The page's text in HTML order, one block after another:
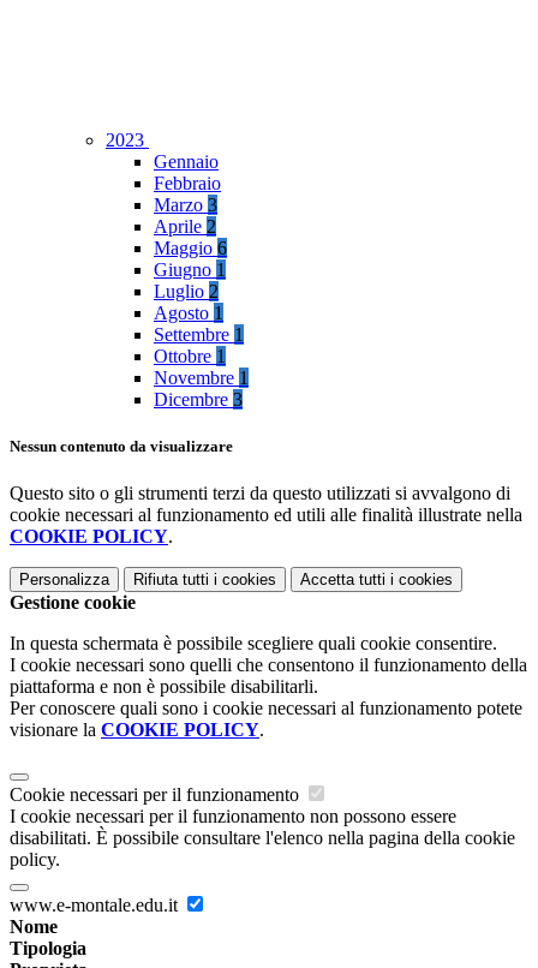
2023
Gennaio
Febbraio
Marzo 3
Aprile 2
Maggio 6
Giugno 1
Luglio 2
Agosto 1
Settembre 1
Ottobre 1
Novembre 1
Dicembre 3
Nessun contenuto da visualizzare
Questo sito o gli strumenti terzi da questo utilizzati si avvalgono di
cookie necessari al funzionamento ed utili alle finalità illustrate nella
COOKIE POLICY.
Personalizza Rifiuta tutti i cookies Accetta tutti i cookies
Gestione cookie
In questa schermata è possibile scegliere quali cookie consentire.
I cookie necessari sono quelli che consentono il funzionamento della
piattaforma e non è possibile disabilitarli.
Per conoscere quali sono i cookie necessari al funzionamento potete
visionare la COOKIE POLICY.
Cookie necessari per il funzionamento
I cookie necessari per il funzionamento non possono essere
disabilitati. È possibile consultare l'elenco nella pagina della cookie
policy.
www.e-montale.edu.it
Nome
Tipologia